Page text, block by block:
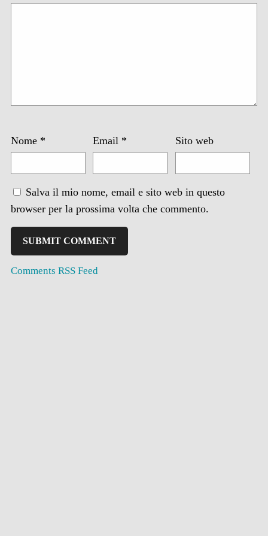
Nome * Email * Sito web
Salva il mio nome, email e sito web in questo
browser per la prossima volta che commento.
Comments RSS Feed